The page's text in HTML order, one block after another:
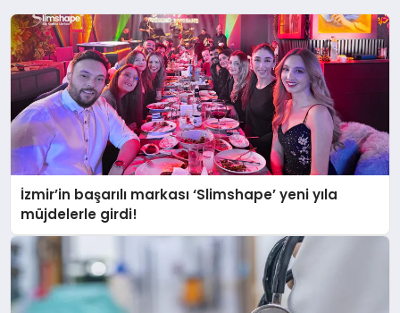
İzmir’in başarılı markası ‘Slimshape’ yeni yıla
müjdelerle girdi!